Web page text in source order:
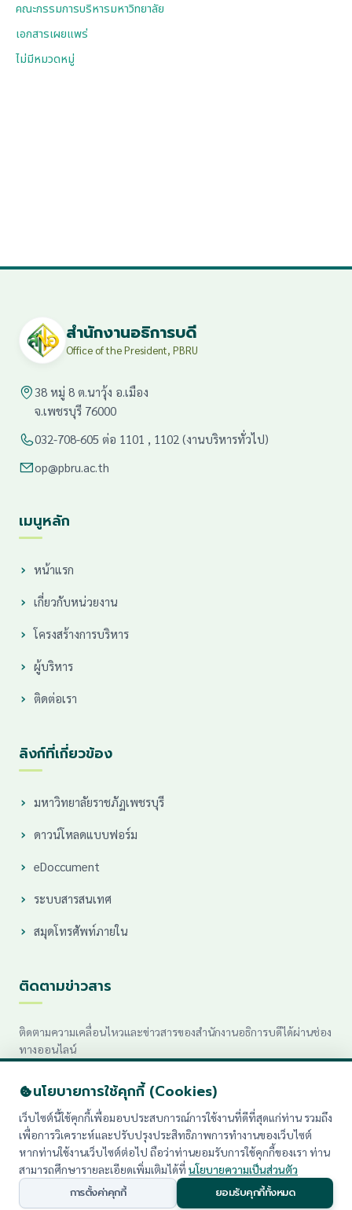
คณะกรรมการบริหารมหาวิทยาลัย
เอกสารเผยแพร่
ไม่มีหมวดหมู่
สำนักงานอธิการบดี
Office of the President, PBRU
38 หมู่ 8 ต.นาวุ้ง อ.เมือง
จ.เพชรบุรี 76000
032-708-605 ต่อ 1101 , 1102 (งานบริหารทั่วไป)
op@pbru.ac.th
เมนูหลัก
หน้าแรก
เกี่ยวกับหน่วยงาน
โครงสร้างการบริหาร
ผู้บริหาร
ติดต่อเรา
ลิงก์ที่เกี่ยวข้อง
มหาวิทยาลัยราชภัฏเพชรบุรี
ดาวน์โหลดแบบฟอร์ม
eDoccument
ระบบสารสนเทศ
สมุดโทรศัพท์ภายใน
ติดตามข่าวสาร
ติดตามความเคลื่อนไหวและข่าวสารของสำนักงานอธิการบดีได้ผ่านช่อง
ทางออนไลน์
© 2026 สำนักงานอธิการบดี มหาวิทยาลัยราชภัฏเพชรบุรี. All rights
reserved.
นโยบายความเป็นส่วนตัว (PDPA)
แผนผังเว็บไซต์ (Sitemap)
นโยบายการใช้คุกกี้ (Cookies)
เว็บไซต์นี้ใช้คุกกี้เพื่อมอบประสบการณ์การใช้งานที่ดีที่สุดแก่ท่าน รวมถึง
เพื่อการวิเคราะห์และปรับปรุงประสิทธิภาพการทำงานของเว็บไซต์
หากท่านใช้งานเว็บไซต์ต่อไป ถือว่าท่านยอมรับการใช้คุกกี้ของเรา ท่าน
สามารถศึกษารายละเอียดเพิ่มเติมได้ที่ นโยบายความเป็นส่วนตัว
การตั้งค่าคุกกี้ ยอมรับคุกกี้ทั้งหมด